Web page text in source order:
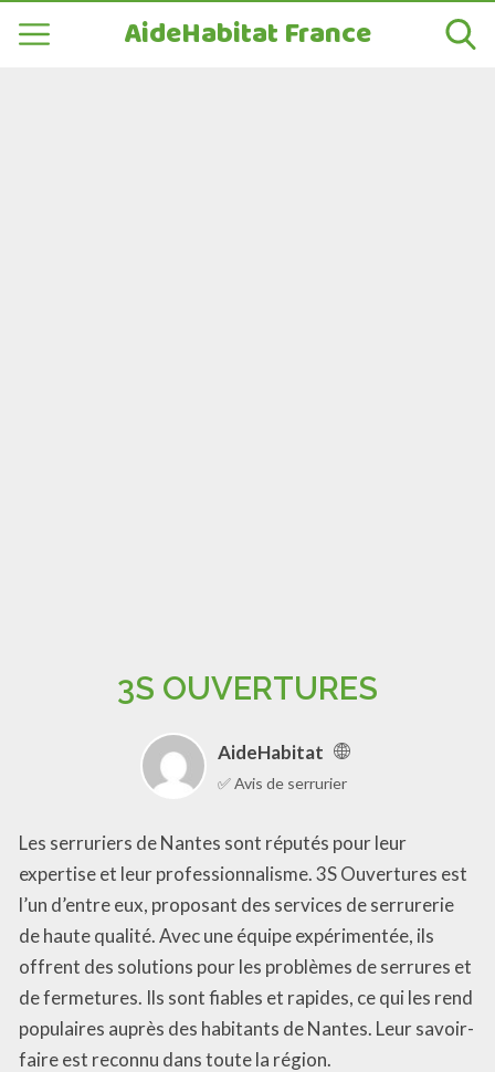
AideHabitat France
3S OUVERTURES
AideHabitat
✅ Avis de serrurier
Les serruriers de Nantes sont réputés pour leur
expertise et leur professionnalisme. 3S Ouvertures est
l’un d’entre eux, proposant des services de serrurerie
de haute qualité. Avec une équipe expérimentée, ils
offrent des solutions pour les problèmes de serrures et
de fermetures. Ils sont fiables et rapides, ce qui les rend
populaires auprès des habitants de Nantes. Leur savoir-
faire est reconnu dans toute la région.